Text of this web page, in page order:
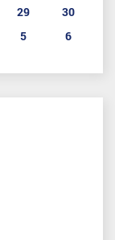
29
30
5 6